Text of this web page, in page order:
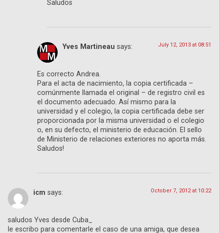
Saludos
Yves Martineau says: July 12, 2013 at 08:51
Es correcto Andrea.
Para el acta de nacimiento, la copia certificada –
comúnmente llamada el original – de registro civil es
el documento adecuado. Así mismo para la
universidad y el colegio, la copia certificada debe ser
proporcionada por la misma universidad o el colegio
o, en su defecto, el ministerio de educación. El sello
de Ministerio de relaciones exteriores no aporta más.
Saludos!
icm says: October 7, 2012 at 10:22
saludos Yves desde Cuba_
le escribo para comentarle el caso de una amiga, que desea